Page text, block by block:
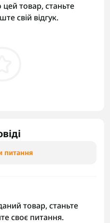
цей товар, станьте
свій відгук.
питання
товар, станьте
своє питання.